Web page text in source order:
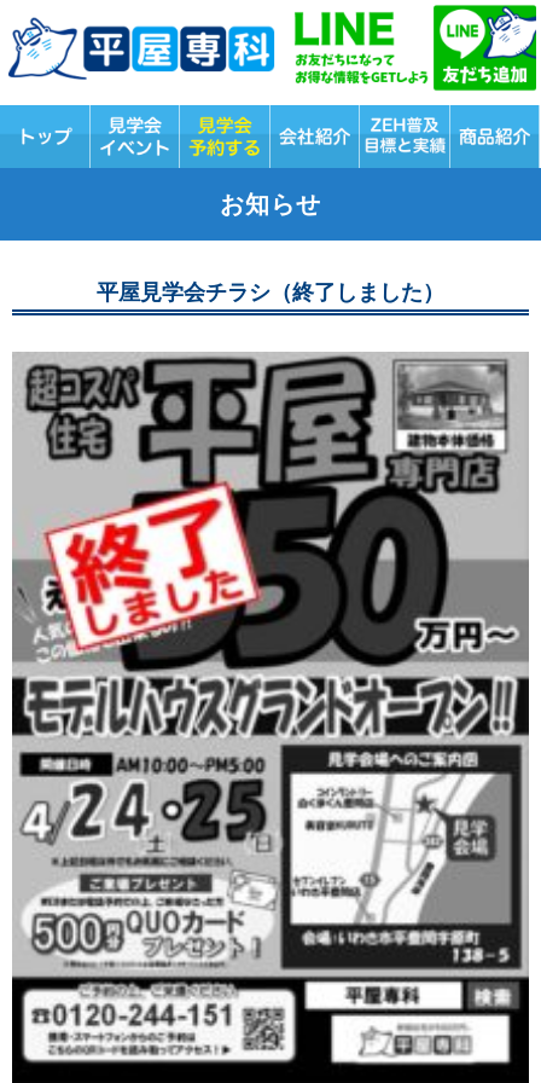
お知らせ
平屋見学会チラシ（終了しました）